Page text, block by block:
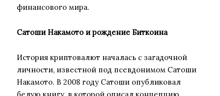
финансового мира.
Сатоши Накамото и рождение Биткоина
История криптовалют началась с загадочной
личности, известной под псевдонимом Сатоши
Накамото. В 2008 году Сатоши опубликовал